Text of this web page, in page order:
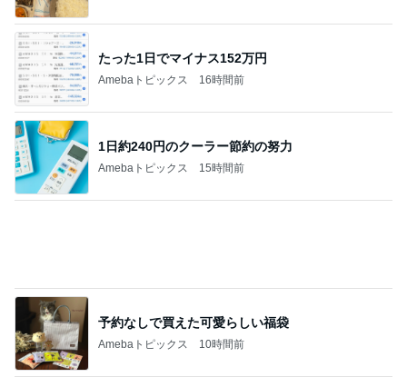
1日約240円のクーラー節約の努力
Amebaトピックス 15時間前